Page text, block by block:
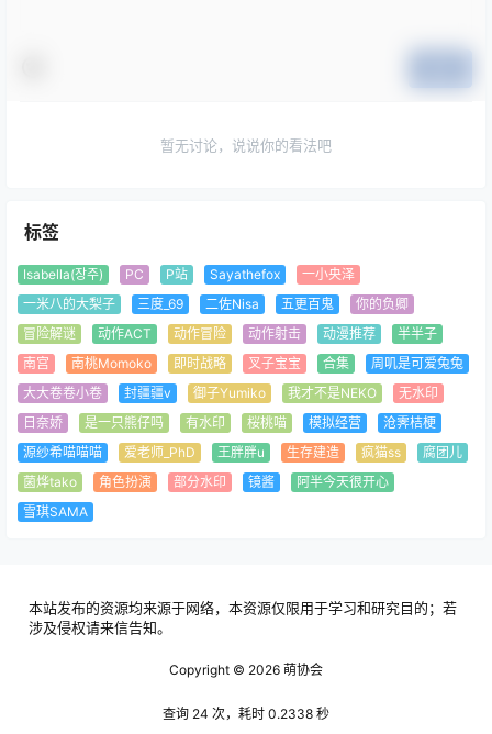
暂无讨论，说说你的看法吧
标签
Isabella(장주) PC P站 Sayathefox
一小央泽
一米八的大梨子
三度_69 二佐Nisa 五更百鬼
你的负卿
冒险解谜
动作ACT 动作冒险 动作射击 动漫推荐
半半子
南宫
南桃Momoko 即时战略 叉子宝宝 合集
周叽是可爱兔兔
大大卷卷小卷
封疆疆v 御子Yumiko 我才不是NEKO
无水印
日奈娇
是一只熊仔吗 有水印 桜桃喵 模拟经营
沧霁桔梗
源纱希喵喵喵
爱老师_PhD 王胖胖u 生存建造 疯猫ss
腐团儿
菌烨tako
角色扮演 部分水印 镜酱
阿半今天很开心
雪琪SAMA
本站发布的资源均来源于网络，本资源仅限用于学习和研究目的；若
涉及侵权请来信告知。
Copyright © 2026 萌协会
查询 24 次，耗时 0.2338 秒